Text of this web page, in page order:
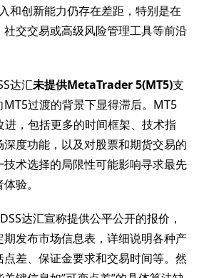
和创新能力仍存在差距，特别是在
社交交易或高级风险管理工具等前沿
达汇未提供MetaTrader 5(MT5)支
过渡的背景下显得滞后。MT5
，包括更多的时间框架、技术指
度功能，以及对股票和期货交易的
术选择的局限性可能影响寻求最先
验。
达汇宣称提供公平公开的报价，
发布市场信息表，详细说明各种产
差、保证金要求和交易时间等。然